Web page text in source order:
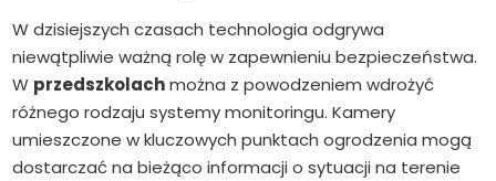
W dzisiejszych czasach technologia odgrywa
niewątpliwie ważną rolę w zapewnieniu bezpieczeństwa.
W przedszkolachmożna z powodzeniem wdrożyć
różnego rodzaju systemy monitoringu. Kamery
umieszczone w kluczowych punktach ogrodzenia mogą
dostarczać na bieżąco informacji o sytuacji na terenie